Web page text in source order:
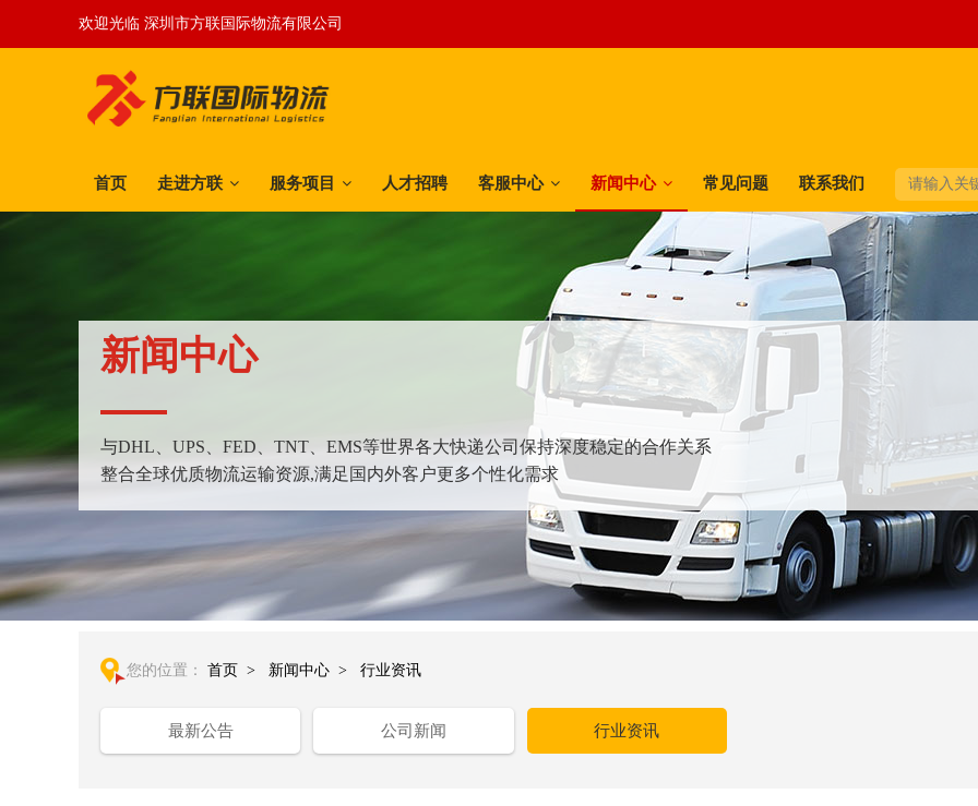
欢迎光临 深圳市方联国际物流有限公司
首页 走进方联 服务项目 人才招聘 客服中心 新闻中心 常见问题 联系我们
新闻中心
与DHL、UPS、FED、TNT、EMS等世界各大快递公司保持深度稳定的合作关系
整合全球优质物流运输资源,满足国内外客户更多个性化需求
您的位置： 首页 > 新闻中心 > 行业资讯
最新公告 公司新闻 行业资讯